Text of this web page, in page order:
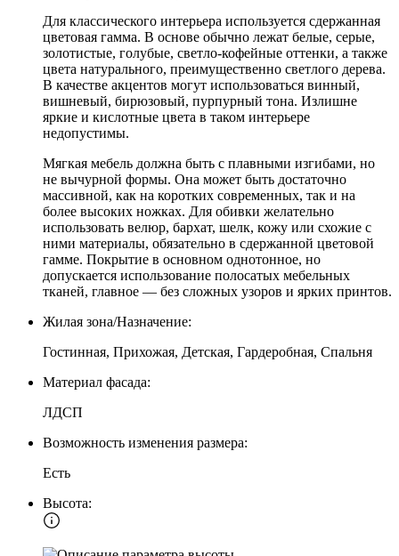
Для классического интерьера используется сдержанная
цветовая гамма. В основе обычно лежат белые, серые,
золотистые, голубые, светло-кофейные оттенки, а также
цвета натурального, преимущественно светлого дерева.
В качестве акцентов могут использоваться винный,
вишневый, бирюзовый, пурпурный тона. Излишне
яркие и кислотные цвета в таком интерьере
недопустимы.
Мягкая мебель должна быть с плавными изгибами, но
не вычурной формы. Она может быть достаточно
массивной, как на коротких современных, так и на
более высоких ножках. Для обивки желательно
использовать велюр, бархат, шелк, кожу или схожие с
ними материалы, обязательно в сдержанной цветовой
гамме. Покрытие в основном однотонное, но
допускается использование полосатых мебельных
тканей, главное — без сложных узоров и ярких принтов.
Жилая зона/Назначение:
Гостинная, Прихожая, Детская, Гардеробная, Спальня
Материал фасада:
ЛДСП
Возможность изменения размера:
Есть
Высота: